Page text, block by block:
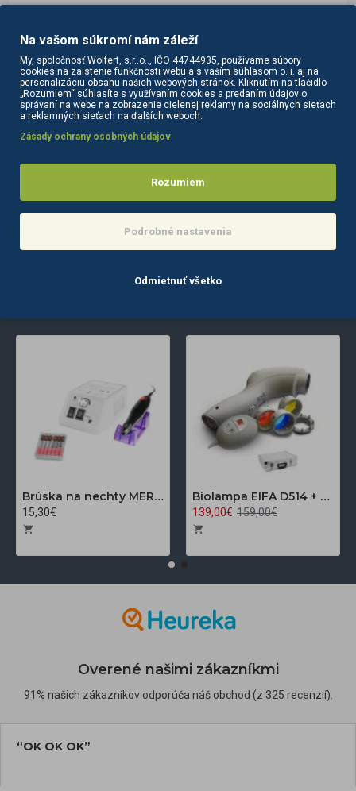
Claresa Top Diamond no wipe 5 g
Claresa Top Diamond no wipe 5 g Úžasný svietiaci top s
predĺženou výdržou, bez lepkavej disperznej vrstvy, pre
milovníčky manikúry odolnej voči poškr..
bez DPH:6,10€
DO KOŠÍKA
Produkty 1 - 2 z 2 (1 strán)
Brúska na nechty MERC 2000 biela + sada frézok zdarma
15,30€
Biolampa EIFA D514 + 3 farebné filtre
139,00€ 159,00€
Overené našimi zákazníkmi
91% našich zákazníkov odporúča náš obchod (z 325 recenzií).
“OK OK OK”
Na vašom súkromí nám záleží
My, spoločnosť Wolfert, s.r..o.., IČO 44744935, používame súbory
cookies na zaistenie funkčnosti webu a s vaším súhlasom o. i. aj na
personalizáciu obsahu našich webových stránok. Kliknutím na tlačidlo
„Rozumiem“ súhlasíte s využívaním cookies a predaním údajov o
správaní na webe na zobrazenie cielenej reklamy na sociálnych sieťach
a reklamných sieťach na ďalších weboch.
Zásady ochrany osobných údajov
Rozumiem
Podrobné nastavenia
Odmietnuť všetko